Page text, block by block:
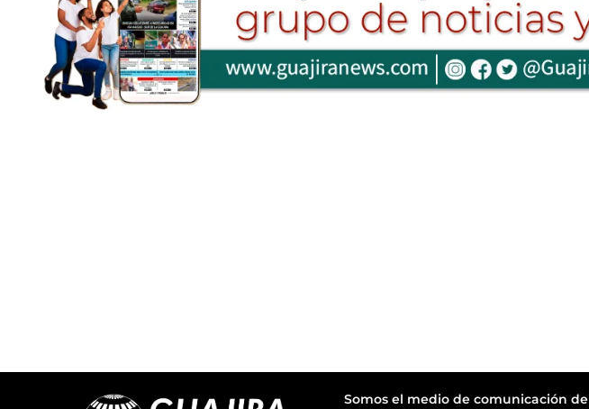
Somos el medio de comunicación de